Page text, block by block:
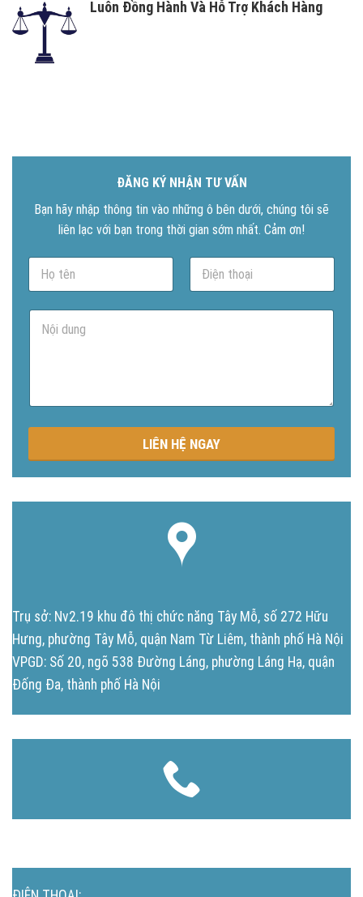
Luôn Đồng Hành Và Hỗ Trợ Khách Hàng
ĐĂNG KÝ NHẬN TƯ VẤN
Bạn hãy nhập thông tin vào những ô bên dưới, chúng tôi sẽ
liên lạc với bạn trong thời gian sớm nhất. Cảm ơn!
N
m
e
P
o
n
N
g
LIÊN HỆ NGAY
Trụ sở: Nv2.19 khu đô thị chức năng Tây Mỗ, số 272 Hữu
Hưng, phường Tây Mỗ, quận Nam Từ Liêm, thành phố Hà Nội
VPGD: Số 20, ngõ 538 Đường Láng, phường Láng Hạ, quận
Đống Đa, thành phố Hà Nội